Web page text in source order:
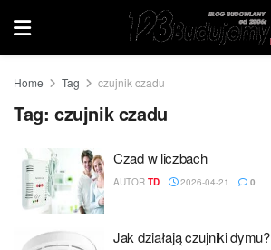
Home Tag czujnik czadu
Tag: czujnik czadu
Czad w liczbach
AUTOR TD 2026-04-21 0
Jak działają czujniki dymu?